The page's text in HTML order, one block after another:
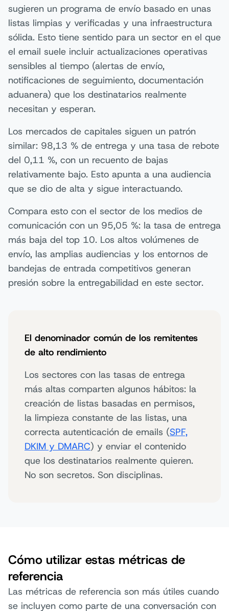
sugieren un programa de envío basado en unas
listas limpias y verificadas y una infraestructura
sólida. Esto tiene sentido para un sector en el que
el email suele incluir actualizaciones operativas
sensibles al tiempo (alertas de envío,
notificaciones de seguimiento, documentación
aduanera) que los destinatarios realmente
necesitan y esperan.
Los mercados de capitales siguen un patrón
similar: 98,13 % de entrega y una tasa de rebote
del 0,11 %, con un recuento de bajas
relativamente bajo. Esto apunta a una audiencia
que se dio de alta y sigue interactuando.
Compara esto con el sector de los medios de
comunicación con un 95,05 %: la tasa de entrega
más baja del top 10. Los altos volúmenes de
envío, las amplias audiencias y los entornos de
bandejas de entrada competitivos generan
presión sobre la entregabilidad en este sector.
El denominador común de los remitentes
de alto rendimiento
Los sectores con las tasas de entrega
más altas comparten algunos hábitos: la
creación de listas basadas en permisos,
la limpieza constante de las listas, una
correcta autenticación de emails (SPF,
DKIM y DMARC) y enviar el contenido
que los destinatarios realmente quieren.
No son secretos. Son disciplinas.
Cómo utilizar estas métricas de
referencia
Las métricas de referencia son más útiles cuando
se incluyen como parte de una conversación con